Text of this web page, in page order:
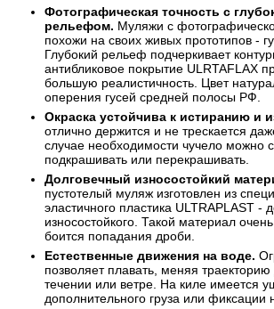
Фотографическая точность с
рельефом. Муляжи с
похожи на своих живых прототипов -
Глубокий рельеф подчеркивает
антибликовое покрытие ULRTAFLAX
большую реалистичность. Цвет
оперения гусей средней полосы РФ.
Окраска устойчива к истиранию и
отлично держится и не трескается
случае необходимости чучело можно
подкрашивать или перекрашивать.
Долговечный износостойкий
пустотелый муляж изготовлен из
эластичного пластика ULTRAPLAST -
износостойкого. Такой материал
боится попадания дроби.
Естественные движения на воде.
позволяет плавать, меняя
течении или ветре. На киле имеется
дополнительного груза или фиксации